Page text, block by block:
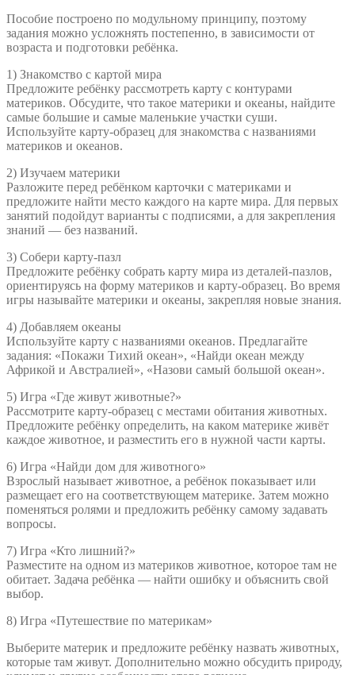
Пособие построено по модульному принципу, поэтому
задания можно усложнять постепенно, в зависимости от
возраста и подготовки ребёнка.
1) Знакомство с картой мира
Предложите ребёнку рассмотреть карту с контурами
материков. Обсудите, что такое материки и океаны, найдите
самые большие и самые маленькие участки суши.
Используйте карту-образец для знакомства с названиями
материков и океанов.
2) Изучаем материки
Разложите перед ребёнком карточки с материками и
предложите найти место каждого на карте мира. Для первых
занятий подойдут варианты с подписями, а для закрепления
знаний — без названий.
3) Собери карту-пазл
Предложите ребёнку собрать карту мира из деталей-пазлов,
ориентируясь на форму материков и карту-образец. Во время
игры называйте материки и океаны, закрепляя новые знания.
4) Добавляем океаны
Используйте карту с названиями океанов. Предлагайте
задания: «Покажи Тихий океан», «Найди океан между
Африкой и Австралией», «Назови самый большой океан».
5) Игра «Где живут животные?»
Рассмотрите карту-образец с местами обитания животных.
Предложите ребёнку определить, на каком материке живёт
каждое животное, и разместить его в нужной части карты.
6) Игра «Найди дом для животного»
Взрослый называет животное, а ребёнок показывает или
размещает его на соответствующем материке. Затем можно
поменяться ролями и предложить ребёнку самому задавать
вопросы.
7) Игра «Кто лишний?»
Разместите на одном из материков животное, которое там не
обитает. Задача ребёнка — найти ошибку и объяснить свой
выбор.
8) Игра «Путешествие по материкам»
Выберите материк и предложите ребёнку назвать животных,
которые там живут. Дополнительно можно обсудить природу,